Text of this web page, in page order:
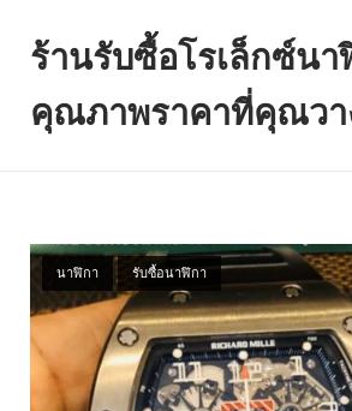
content
ร้านรับซื้อโรเล็กซ์นา
คุณภาพราคาที่คุณวา
นาฬิกา รับซื้อนาฬิกา